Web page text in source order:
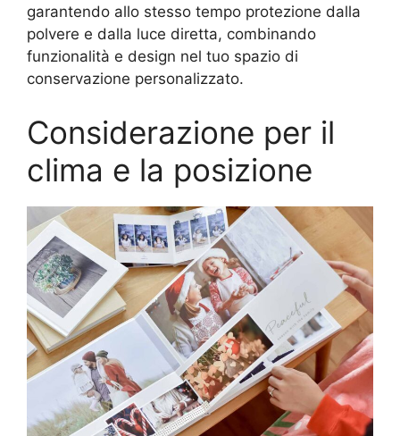
garantendo allo stesso tempo protezione dalla
polvere e dalla luce diretta, combinando
funzionalità e design nel tuo spazio di
conservazione personalizzato.
Considerazione per il
clima e la posizione